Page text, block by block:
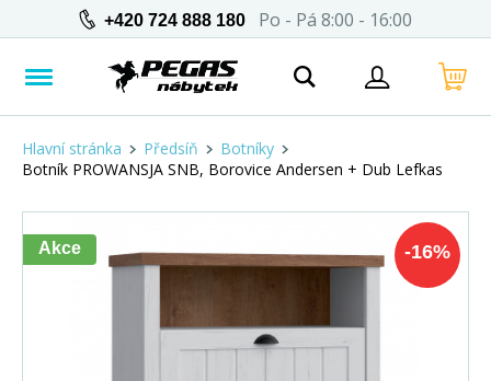
+420 724 888 180 Po - Pá 8:00 - 16:00
Hlavní stránka Předsíň
Botníky
Botník PROWANSJA SNB, Borovice Andersen + Dub Lefkas
-16%
Akce